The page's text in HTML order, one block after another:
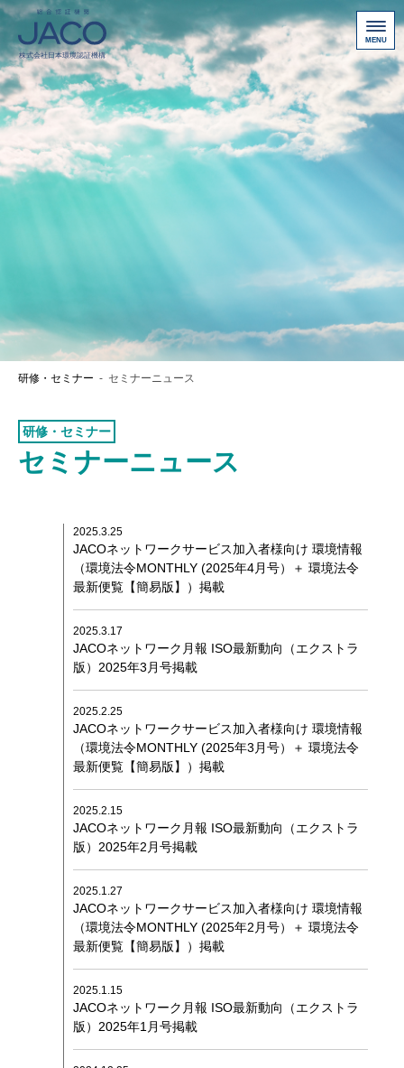
研修・セミナー - セミナーニュース
研修・セミナー
セミナーニュース
2025.3.25
JACOネットワークサービス加入者様向け 環境情報
（環境法令MONTHLY (2025年4月号）＋ 環境法令
最新便覧【簡易版】）掲載
2025.3.17
JACOネットワーク月報 ISO最新動向（エクストラ
版）2025年3月号掲載
2025.2.25
JACOネットワークサービス加入者様向け 環境情報
（環境法令MONTHLY (2025年3月号）＋ 環境法令
最新便覧【簡易版】）掲載
2025.2.15
JACOネットワーク月報 ISO最新動向（エクストラ
版）2025年2月号掲載
2025.1.27
JACOネットワークサービス加入者様向け 環境情報
（環境法令MONTHLY (2025年2月号）＋ 環境法令
最新便覧【簡易版】）掲載
2025.1.15
JACOネットワーク月報 ISO最新動向（エクストラ
版）2025年1月号掲載
総合認証機関JACO 認証サイト
サービス案内
新規認証取得のお客様
他機関から切り替えたいお客様
ニュース一覧
個人情報保護方針
環境マネジメント
品質マネジメント
情報セキュリティマネジメント
ISMSクラウドセキュリティ
ISMS-PIMS
ITサービスマネジメント
事業継続マネジメント
アセットマネジメント
ファシリティマネジメント
道路交通安全マネジメント
サステナビリティ
食品安全マネジメント
FSSC Development Program
統合審査
セミナーニュース
セミナーのご案内